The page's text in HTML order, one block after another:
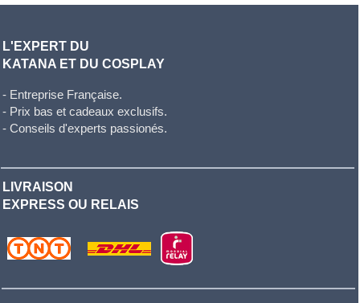
L'EXPERT DU
KATANA ET DU COSPLAY
- Entreprise Française.
- Prix bas et cadeaux exclusifs.
- Conseils d'experts passionés.
LIVRAISON
EXPRESS OU RELAIS